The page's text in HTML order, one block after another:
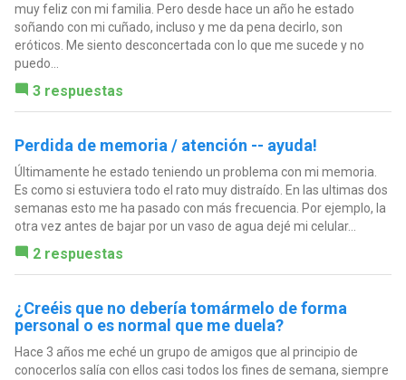
muy feliz con mi familia. Pero desde hace un año he estado
soñando con mi cuñado, incluso y me da pena decirlo, son
eróticos. Me siento desconcertada con lo que me sucede y no
puedo...
3 respuestas
Perdida de memoria / atención -- ayuda!
Últimamente he estado teniendo un problema con mi memoria.
Es como si estuviera todo el rato muy distraído. En las ultimas dos
semanas esto me ha pasado con más frecuencia. Por ejemplo, la
otra vez antes de bajar por un vaso de agua dejé mi celular...
2 respuestas
¿Creéis que no debería tomármelo de forma
personal o es normal que me duela?
Hace 3 años me eché un grupo de amigos que al principio de
conocerlos salía con ellos casi todos los fines de semana, siempre